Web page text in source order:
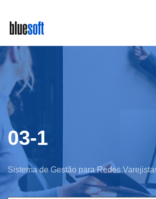
main
content
03-1
Sistema de Gestão para Redes